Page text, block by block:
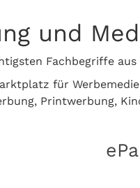
und
Fachbegriffe
für
Printwerbung,